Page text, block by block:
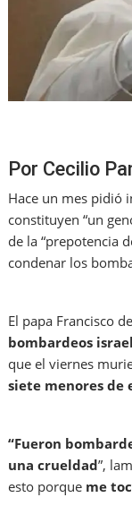
Por Cecilio
Hace un mes pidió
constituyen “un
de la “prepotencia
condenar los
El papa Francisco
bombardeos
que el viernes
siete menores de
“Fueron
una crueldad”,
esto porque me